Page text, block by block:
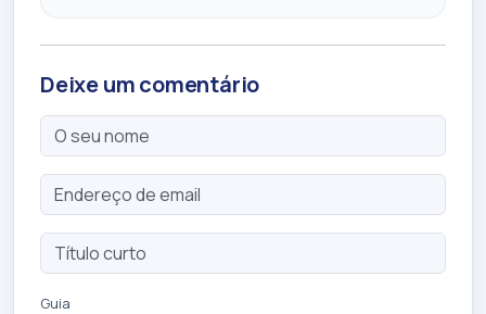
Deixe um comentário
Guia